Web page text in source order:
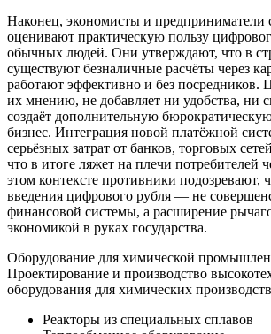
Наконец, экономисты и предприниматели
оценивают практическую пользу
обычных людей. Они утверждают, что в
существуют безналичные расчёты через
работают эффективно и без посредников.
их мнению, не добавляет ни удобства, ни
создаёт дополнительную
бизнес. Интеграция новой платёжной
серьёзных затрат от банков, торговых
что в итоге ляжет на плечи потребителей
этом контексте противники подозревают,
введения цифрового рубля — не
финансовой системы, а расширение
экономикой в руках государства.
Оборудование для химической
Проектирование и производство
оборудования для химических
Реакторы из специальных сплавов